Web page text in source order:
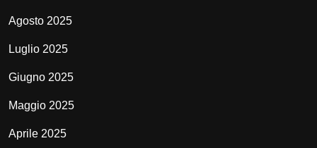
Agosto 2025
Luglio 2025
Giugno 2025
Maggio 2025
Aprile 2025